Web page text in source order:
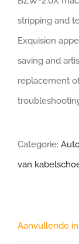
stripping and
Exquision
saving and
replacement
Categorie:
van
Aanvullende